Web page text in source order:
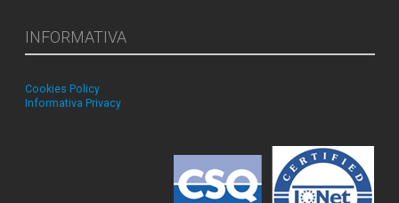
INFORMATIVA
Cookies Policy
Informativa Privacy